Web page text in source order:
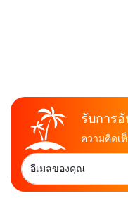
รับการ
ความคิดเ